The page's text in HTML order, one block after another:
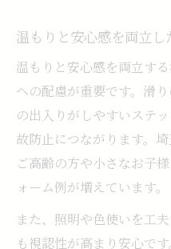
温もりと安心感を両立し
温もりと安心感を両立す
への配慮が重要です。滑
の出入りがしやすいステ
故防止につながります。
ご高齢の方や小さなお子
ォーム例が増えています。
また、照明や色使いを工
も視認性が高まり安心で